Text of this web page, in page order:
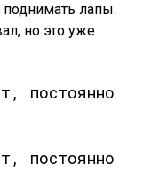
лапы.
но это уже